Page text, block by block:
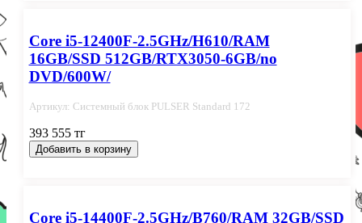
Core i5-12400F-2.5GHz/H610/RAM
16GB/SSD 512GB/RTX3050-6GB/no
DVD/600W/
Артикул: Системный блок PULSER Standard 172
393 555 тг
Добавить в корзину
Core i5-14400F-2.5GHz/B760/RAM 32GB/SSD